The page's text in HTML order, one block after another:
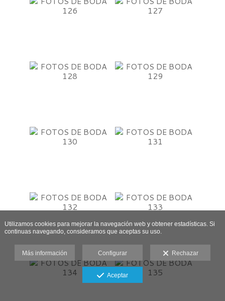
Utilizamos cookies para mejorar la navegación web y obtener estadísticas. Si
continuas navegando, consideramos que aceptas su uso.
Más información Configurar Rechazar
Aceptar